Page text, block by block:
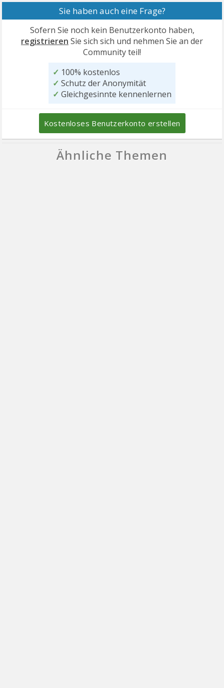
Sie haben auch eine Frage?
Sofern Sie noch kein Benutzerkonto haben,
registrieren Sie sich sich und nehmen Sie an der
Community teil!
✓ 100% kostenlos
✓ Schutz der Anonymität
✓ Gleichgesinnte kennenlernen
Kostenloses Benutzerkonto erstellen
Ähnliche Themen